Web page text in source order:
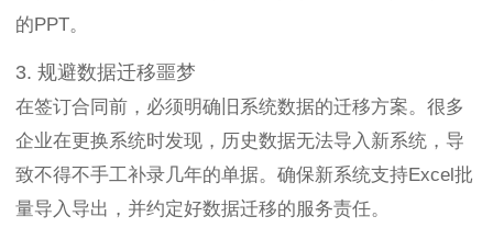
的PPT。
3. 规避数据迁移噩梦
在签订合同前，必须明确旧系统数据的迁移方案。很多
企业在更换系统时发现，历史数据无法导入新系统，导
致不得不手工补录几年的单据。确保新系统支持Excel批
量导入导出，并约定好数据迁移的服务责任。